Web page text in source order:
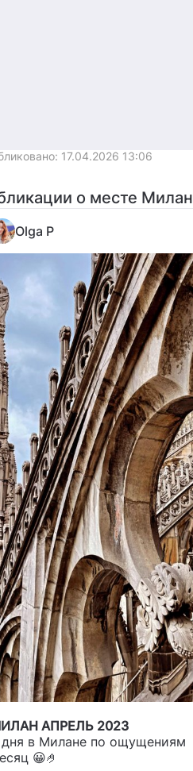
17.04.2026 13:06
о месте Милан
Olga Р
АПРЕЛЬ 2023
в Милане по ощущениям
😀🤌